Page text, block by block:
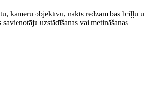
kameru objektīvu, nakts redzamības briļļu
uzstādīšanas vai metināšanas